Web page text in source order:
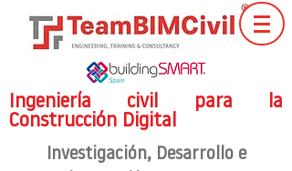
Ingeniería civil para la
Construcción Digital
Investigación, Desarrollo e